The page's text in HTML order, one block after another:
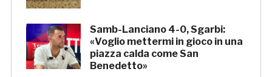
Samb-Lanciano 4-0, Sgarbi:
«Voglio mettermi in gioco in una
piazza calda come San
Benedetto»